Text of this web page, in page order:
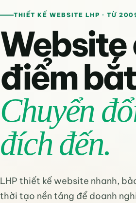
THIẾT KẾ WEBSITE LHP · TỪ
Website
điểm
Chuyển
đích đến.
LHP thiết kế website nhanh,
thời tạo nền tảng để doanh